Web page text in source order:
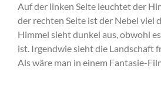
Auf der linken Seite leuchtet der
der rechten Seite ist der Nebel viel
Himmel sieht dunkel aus, obwohl
ist. Irgendwie sieht die Landschaft
Als wäre man in einem Fantasie-